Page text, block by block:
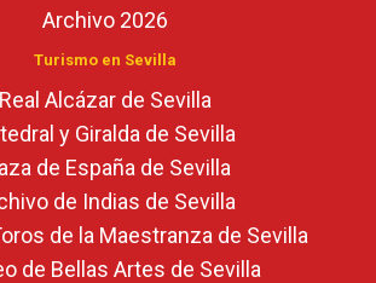
Archivo 2026
Turismo en Sevilla
Real Alcázar de Sevilla
y Giralda de Sevilla
de España de Sevilla
de Indias de Sevilla
de la Maestranza de Sevilla
de Bellas Artes de Sevilla